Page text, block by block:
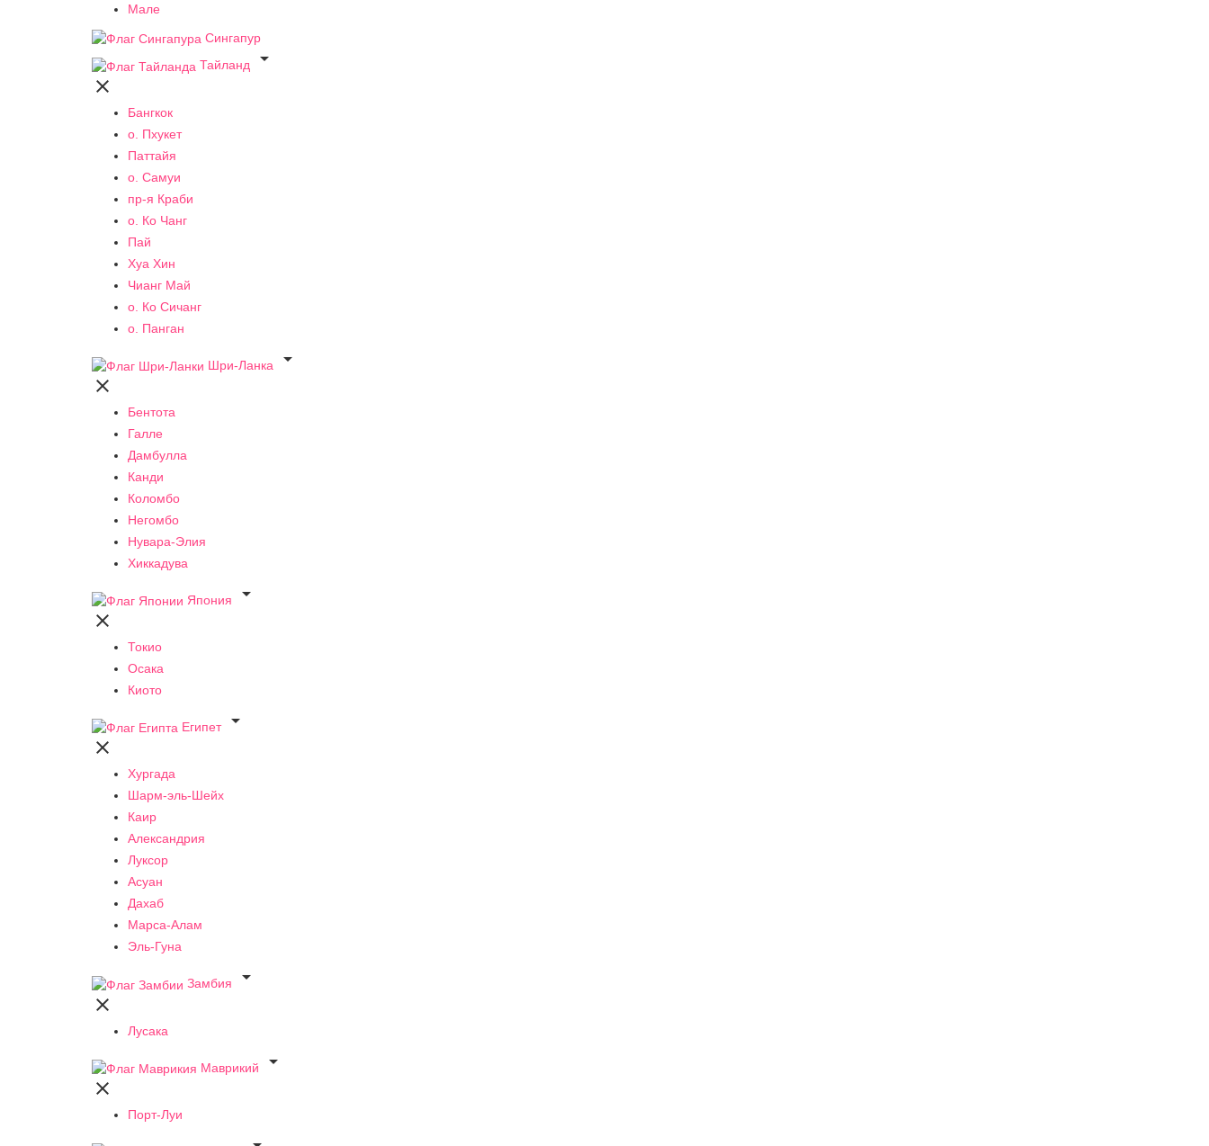
Мале
Сингапур
Тайланд


Бангкок
о. Пхукет
Паттайя
о. Самуи
пр-я Краби
о. Ко Чанг
Пай
Хуа Хин
Чианг Май
о. Ко Сичанг
о. Панган
Шри-Ланка


Бентота
Галле
Дамбулла
Канди
Коломбо
Негомбо
Нувара-Элия
Хиккадува
Япония


Токио
Осака
Киото
Египет


Хургада
Шарм-эль-Шейх
Каир
Александрия
Луксор
Асуан
Дахаб
Марса-Алам
Эль-Гуна
Замбия


Лусака
Маврикий


Порт-Луи